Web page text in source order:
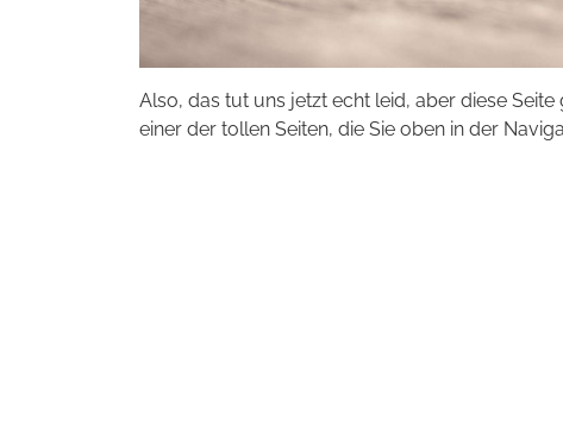
Also, das tut uns jetzt echt leid, aber diese
einer der tollen Seiten, die Sie oben in der